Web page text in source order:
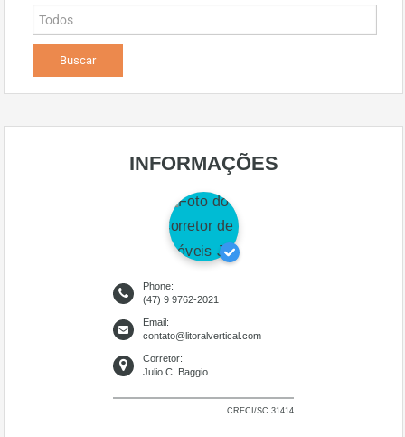
INFORMAÇÕES
Phone:
(47) 9 9762-2021
Email:
contato@litoralvertical.com
Corretor:
Julio C. Baggio
CRECI/SC 31414